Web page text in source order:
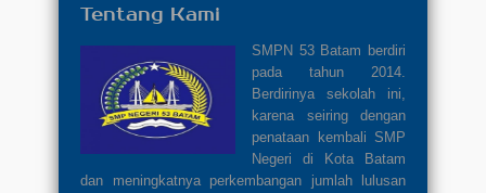
Tentang Kami
SMPN 53 Batam berdiri
pada tahun 2014.
Berdirinya sekolah ini,
karena seiring dengan
penataan kembali SMP
Negeri di Kota Batam
dan meningkatnya perkembangan jumlah lulusan